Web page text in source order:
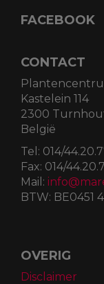
FACEBOOK
CONTACT
Kastelein 114
2300
België
Tel: 014/
Fax: 014/
Mail:
BTW: BE0451
OVERIG
Disclaimer